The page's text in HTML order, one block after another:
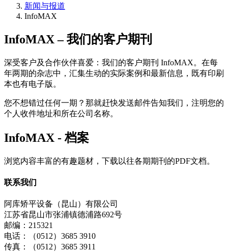
新闻与报道
InfoMAX
InfoMAX – 我们的客户期刊
深受客户及合作伙伴喜爱：我们的客户期刊 InfoMAX。在每
年两期的杂志中，汇集生动的实际案例和最新信息，既有印刷
本也有电子版。
您不想错过任何一期？那就赶快发送邮件告知我们，注明您的
个人收件地址和所在公司名称。
InfoMAX - 档案
浏览内容丰富的有趣题材，下载以往各期期刊的PDF文档。
联系我们
阿库矫平设备（昆山）有限公司
江苏省昆山市张浦镇德浦路692号
邮编：215321
电话：（0512）3685 3910
传真：（0512）3685 3911